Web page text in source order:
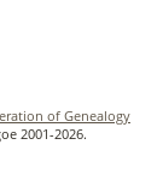
of Genealogy
2001-2026.